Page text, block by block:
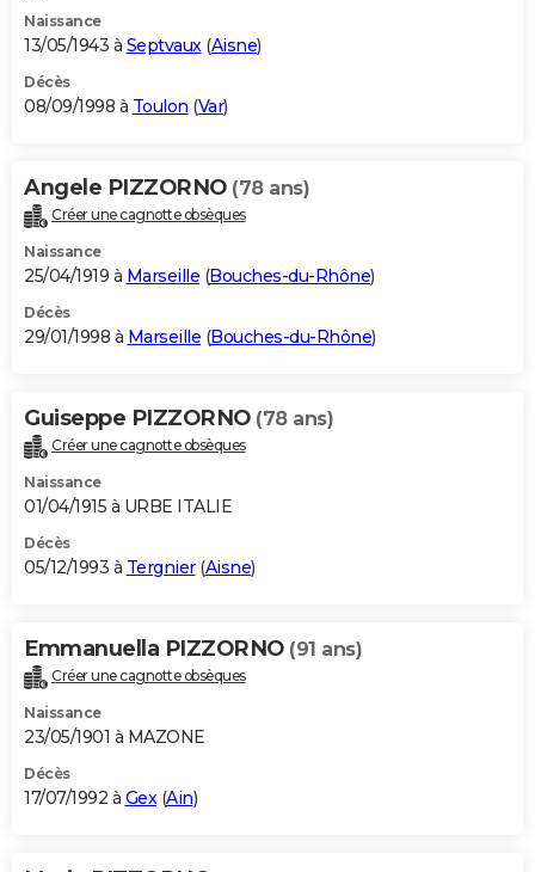
Naissance
13/05/1943 à Septvaux(Aisne)
Décès
08/09/1998 à Toulon (Var)
Angele PIZZORNO (78 ans)
Créer une cagnotte obsèques
Naissance
25/04/1919 à Marseille (Bouches-du-Rhône)
Décès
29/01/1998 à Marseille (Bouches-du-Rhône)
Guiseppe PIZZORNO (78 ans)
Créer une cagnotte obsèques
Naissance
01/04/1915 à URBE ITALIE
Décès
05/12/1993 à Tergnier(Aisne)
Emmanuella PIZZORNO (91 ans)
Créer une cagnotte obsèques
Naissance
23/05/1901 à MAZONE
Décès
17/07/1992 à Gex(Ain)